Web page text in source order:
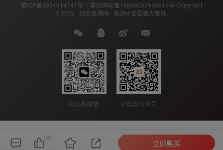
蒙ICP备2024014747号-1 蒙公网安备15050002150517号 Copyright
© 2022 · 创业资源网 · 由Zibll主题强力驱动.
扫码加微信 扫码加公众号
161
立即购买